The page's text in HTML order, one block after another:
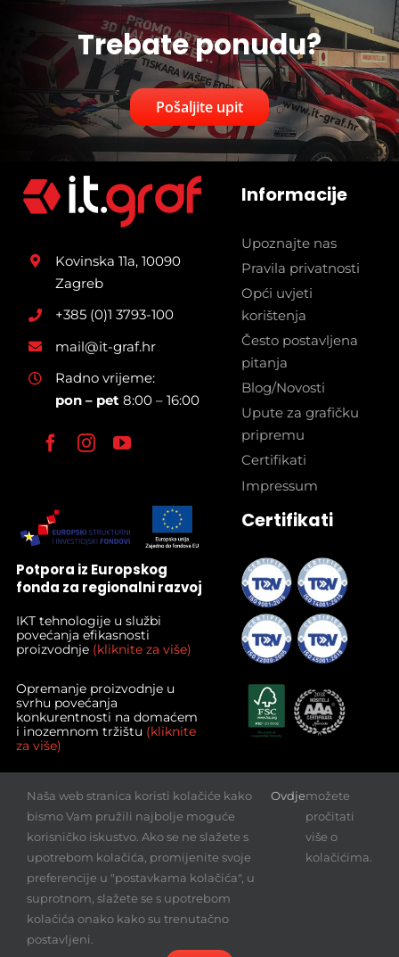
Trebate ponudu?
Pošaljite upit
Kovinska 11a, 10090
Zagreb
+385 (0)1 3793-100
mail@it-graf.hr
Radno vrijeme:
pon – pet 8:00 – 16:00
Informacije
Upoznajte nas
Pravila privatnosti
Opći uvjeti
korištenja
Često postavljena
pitanja
Blog/Novosti
Upute za grafičku
pripremu
Certifikati
Impressum
Potpora iz Europskog
fonda za regionalni razvoj
IKT tehnologije u službi
povećanja efikasnosti
proizvodnje (kliknite za više)
Opremanje proizvodnje u
svrhu povećanja
konkurentnosti na domaćem
i inozemnom tržištu (kliknite
za više)
proizvoda poduzeća I.T.-Graf
d.o.o.(kliknite za više)
Preuzmite
naš
katalog
Certifikati
© Copyright 2012 - 2021 | I.T.-graf d.o.o. | All Rights
Naša web stranica koristi kolačiće kako
bismo Vam pružili najbolje moguće
korisničko iskustvo. Ako se ne slažete s
upotrebom kolačića, promijenite svoje
preferencije u "postavkama kolačića", u
suprotnom, slažete se s upotrebom
kolačića onako kako su trenutačno
postavljeni.
Ovdjemožete
pročitati
više o
kolačićima.